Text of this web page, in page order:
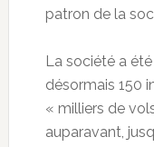
patron de la
La société a
désormais 150
« milliers de
auparavant,